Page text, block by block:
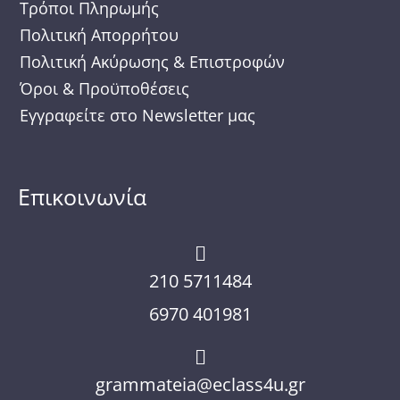
m
Τρόποι Πληρωμής
Πολιτική Απορρήτου
Πολιτική Ακύρωσης & Επιστροφών
Όροι & Προϋποθέσεις
Εγγραφείτε στο Newsletter μας
Επικοινωνία
210 5711484
6970 401981
grammateia@eclass4u.gr